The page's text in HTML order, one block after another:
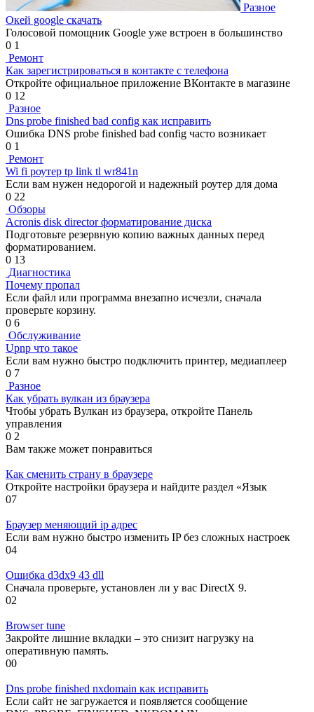
Разное
Окей google скачать
Голосовой помощник Google уже встроен в большинство
0 1
Ремонт
Как зарегистрироваться в контакте с телефона
Откройте официальное приложение ВКонтакте в магазине
0 12
Разное
Dns probe finished bad config как исправить
Ошибка DNS probe finished bad config часто возникает
0 1
Ремонт
Wi fi роутер tp link tl wr841n
Если вам нужен недорогой и надежный роутер для дома
0 22
Обзоры
Acronis disk director форматирование диска
Подготовьте резервную копию важных данных перед
форматированием.
0 13
Диагностика
Почему пропал
Если файл или программа внезапно исчезли, сначала
проверьте корзину.
0 6
Обслуживание
Upnp что такое
Если вам нужно быстро подключить принтер, медиаплеер
0 7
Разное
Как убрать вулкан из браузера
Чтобы убрать Вулкан из браузера, откройте Панель
управления
0 2
Вам также может понравиться
Как сменить страну в браузере
Откройте настройки браузера и найдите раздел «Язык
07
Браузер меняющий ip адрес
Если вам нужно быстро изменить IP без сложных настроек
04
Ошибка d3dx9 43 dll
Сначала проверьте, установлен ли у вас DirectX 9.
02
Browser tune
Закройте лишние вкладки – это снизит нагрузку на
оперативную память.
00
Dns probe finished nxdomain как исправить
Если сайт не загружается и появляется сообщение